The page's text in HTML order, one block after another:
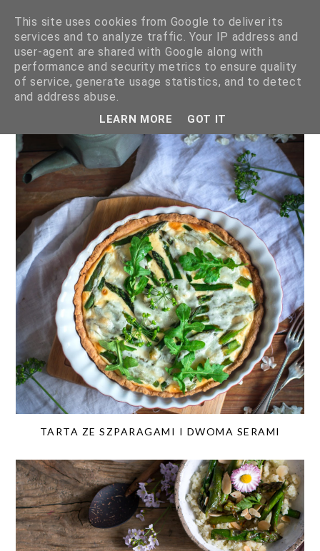
pokazywanie postów oznaczonych etykietą
TARTA ZE SZPARAGAMI I DWOMA SERAMI
This site uses cookies from Google to deliver its
services and to analyze traffic. Your IP address and
user-agent are shared with Google along with
performance and security metrics to ensure quality
of service, generate usage statistics, and to detect
and address abuse.
LEARN MORE GOT IT